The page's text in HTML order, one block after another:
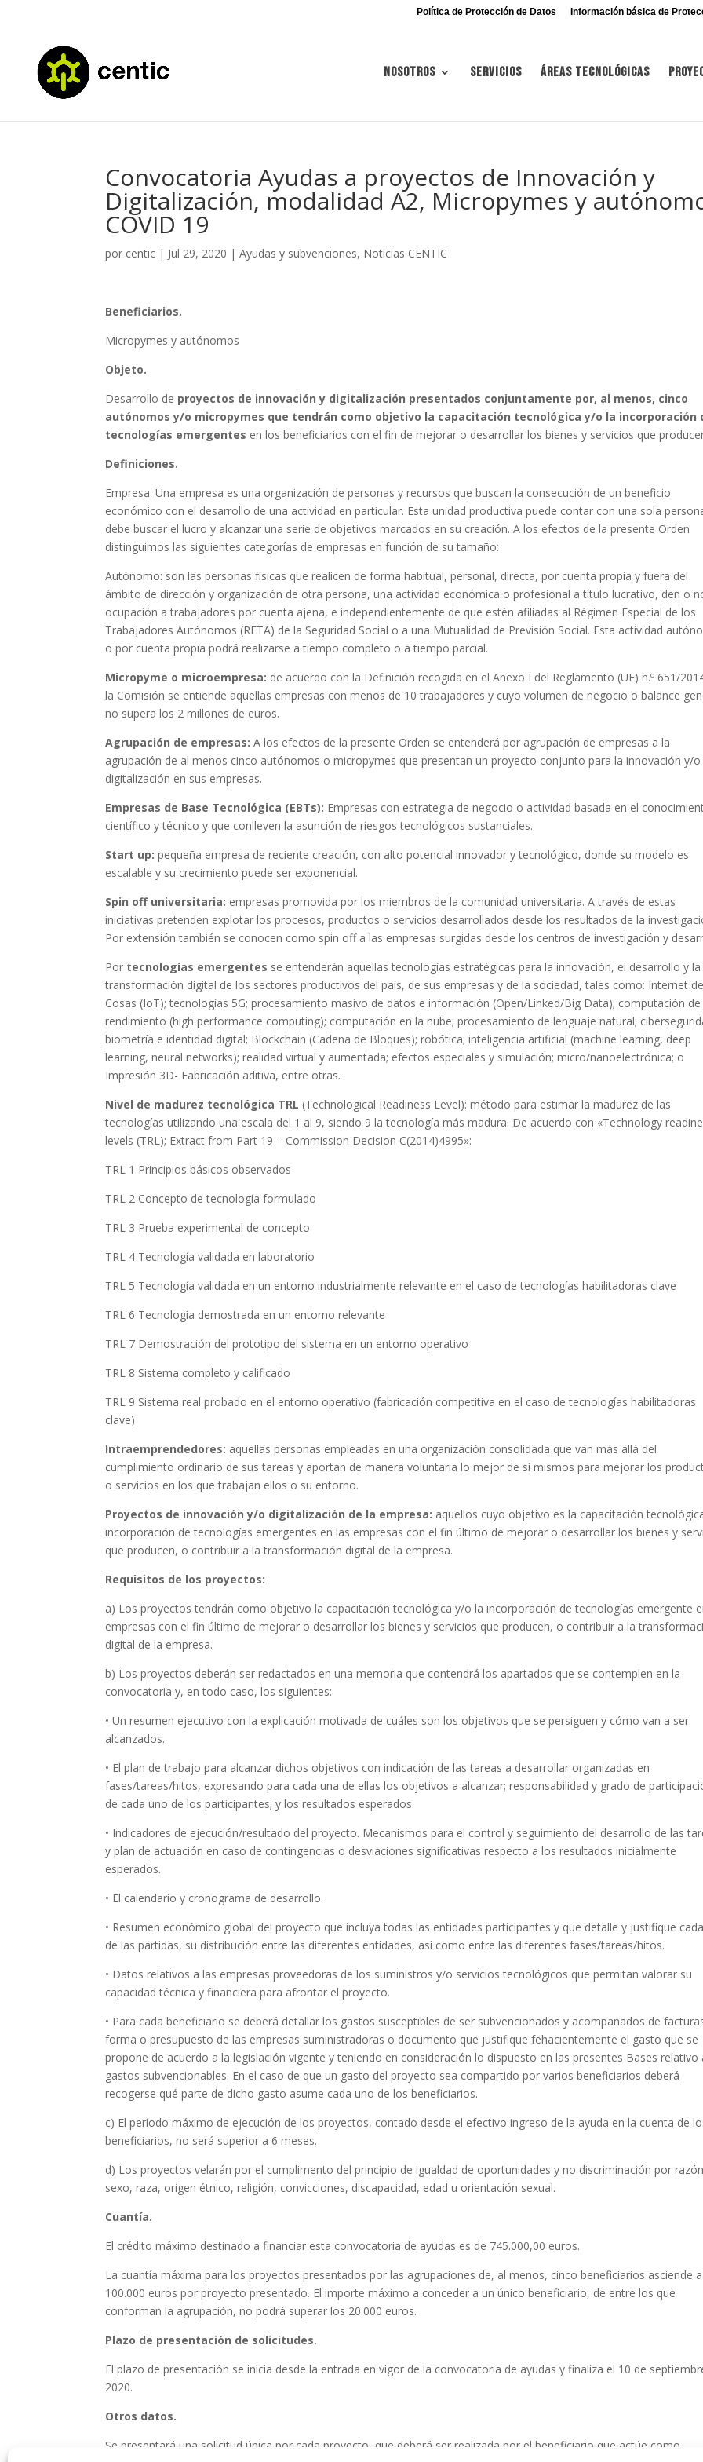
Política de Protección de Datos Información básica de
Nosotros Servicios Áreas tecnológicas
Convocatoria Ayudas a proyectos de Innovación y
Digitalización, modalidad A2, Micropymes y
COVID 19
por centic | Jul 29, 2020 |Ayudas y subvenciones, Noticias CENTIC
Beneficiarios.
Micropymes y autónomos
Objeto.
Desarrollo de proyectos de innovación y digitalización presentados conjuntamente por, al menos, cinco
autónomos y/o micropymes que tendrán como objetivo la capacitación tecnológica y/o la incorporación
tecnologías emergentes en los beneficiarios con el fin de mejorar o desarrollar los bienes y servicios que
Definiciones.
Empresa: Una empresa es una organización de personas y recursos que buscan la consecución de un beneficio
económico con el desarrollo de una actividad en particular. Esta unidad productiva puede contar con una sola
debe buscar el lucro y alcanzar una serie de objetivos marcados en su creación. A los efectos de la presente Orden
distinguimos las siguientes categorías de empresas en función de su tamaño:
Autónomo: son las personas físicas que realicen de forma habitual, personal, directa, por cuenta propia y fuera del
ámbito de dirección y organización de otra persona, una actividad económica o profesional a título lucrativo, den o
ocupación a trabajadores por cuenta ajena, e independientemente de que estén afiliadas al Régimen Especial de los
Trabajadores Autónomos (RETA) de la Seguridad Social o a una Mutualidad de Previsión Social. Esta actividad
o por cuenta propia podrá realizarse a tiempo completo o a tiempo parcial.
Micropyme o microempresa: de acuerdo con la Definición recogida en el Anexo I del Reglamento (UE) n.º 651/
la Comisión se entiende aquellas empresas con menos de 10 trabajadores y cuyo volumen de negocio o balance
no supera los 2 millones de euros.
Agrupación de empresas: A los efectos de la presente Orden se entenderá por agrupación de empresas a la
agrupación de al menos cinco autónomos o micropymes que presentan un proyecto conjunto para la innovación y/o
digitalización en sus empresas.
Empresas de Base Tecnológica (EBTs): Empresas con estrategia de negocio o actividad basada en el
científico y técnico y que conlleven la asunción de riesgos tecnológicos sustanciales.
Start up: pequeña empresa de reciente creación, con alto potencial innovador y tecnológico, donde su modelo es
escalable y su crecimiento puede ser exponencial.
Spin off universitaria: empresas promovida por los miembros de la comunidad universitaria. A través de estas
iniciativas pretenden explotar los procesos, productos o servicios desarrollados desde los resultados de la
Por extensión también se conocen como spin off a las empresas surgidas desde los centros de investigación y
Por tecnologías emergentes se entenderán aquellas tecnologías estratégicas para la innovación, el desarrollo y la
transformación digital de los sectores productivos del país, de sus empresas y de la sociedad, tales como: Internet
Cosas (IoT); tecnologías 5G; procesamiento masivo de datos e información (Open/Linked/Big Data); computación
rendimiento (high performance computing); computación en la nube; procesamiento de lenguaje natural;
biometría e identidad digital; Blockchain (Cadena de Bloques); robótica; inteligencia artificial (machine learning, deep
learning, neural networks); realidad virtual y aumentada; efectos especiales y simulación; micro/nanoelectrónica; o
Impresión 3D- Fabricación aditiva, entre otras.
Nivel de madurez tecnológica TRL (Technological Readiness Level): método para estimar la madurez de las
tecnologías utilizando una escala del 1 al 9, siendo 9 la tecnología más madura. De acuerdo con «Technology
levels (TRL); Extract from Part 19 – Commission Decision C(2014)4995»:
TRL 1 Principios básicos observados
TRL 2 Concepto de tecnología formulado
TRL 3 Prueba experimental de concepto
TRL 4 Tecnología validada en laboratorio
TRL 5 Tecnología validada en un entorno industrialmente relevante en el caso de tecnologías habilitadoras clave
TRL 6 Tecnología demostrada en un entorno relevante
TRL 7 Demostración del prototipo del sistema en un entorno operativo
TRL 8 Sistema completo y calificado
TRL 9 Sistema real probado en el entorno operativo (fabricación competitiva en el caso de tecnologías habilitadoras
clave)
Intraemprendedores: aquellas personas empleadas en una organización consolidada que van más allá del
cumplimiento ordinario de sus tareas y aportan de manera voluntaria lo mejor de sí mismos para mejorar los
o servicios en los que trabajan ellos o su entorno.
Proyectos de innovación y/o digitalización de la empresa: aquellos cuyo objetivo es la capacitación
incorporación de tecnologías emergentes en las empresas con el fin último de mejorar o desarrollar los bienes y
que producen, o contribuir a la transformación digital de la empresa.
Requisitos de los proyectos:
a) Los proyectos tendrán como objetivo la capacitación tecnológica y/o la incorporación de tecnologías emergente
empresas con el fin último de mejorar o desarrollar los bienes y servicios que producen, o contribuir a la
digital de la empresa.
b) Los proyectos deberán ser redactados en una memoria que contendrá los apartados que se contemplen en la
convocatoria y, en todo caso, los siguientes:
• Un resumen ejecutivo con la explicación motivada de cuáles son los objetivos que se persiguen y cómo van a ser
alcanzados.
• El plan de trabajo para alcanzar dichos objetivos con indicación de las tareas a desarrollar organizadas en
fases/tareas/hitos, expresando para cada una de ellas los objetivos a alcanzar; responsabilidad y grado de
de cada uno de los participantes; y los resultados esperados.
• Indicadores de ejecución/resultado del proyecto. Mecanismos para el control y seguimiento del desarrollo de las
y plan de actuación en caso de contingencias o desviaciones significativas respecto a los resultados inicialmente
esperados.
• El calendario y cronograma de desarrollo.
• Resumen económico global del proyecto que incluya todas las entidades participantes y que detalle y justifique
de las partidas, su distribución entre las diferentes entidades, así como entre las diferentes fases/tareas/hitos.
• Datos relativos a las empresas proveedoras de los suministros y/o servicios tecnológicos que permitan valorar su
capacidad técnica y financiera para afrontar el proyecto.
• Para cada beneficiario se deberá detallar los gastos susceptibles de ser subvencionados y acompañados de
forma o presupuesto de las empresas suministradoras o documento que justifique fehacientemente el gasto que se
propone de acuerdo a la legislación vigente y teniendo en consideración lo dispuesto en las presentes Bases relativo
gastos subvencionables. En el caso de que un gasto del proyecto sea compartido por varios beneficiarios deberá
recogerse qué parte de dicho gasto asume cada uno de los beneficiarios.
c) El período máximo de ejecución de los proyectos, contado desde el efectivo ingreso de la ayuda en la cuenta de
beneficiarios, no será superior a 6 meses.
d) Los proyectos velarán por el cumplimento del principio de igualdad de oportunidades y no discriminación por
sexo, raza, origen étnico, religión, convicciones, discapacidad, edad u orientación sexual.
Cuantía.
El crédito máximo destinado a financiar esta convocatoria de ayudas es de 745.000,00 euros.
La cuantía máxima para los proyectos presentados por las agrupaciones de, al menos, cinco beneficiarios asciende a
100.000 euros por proyecto presentado. El importe máximo a conceder a un único beneficiario, de entre los que
conforman la agrupación, no podrá superar los 20.000 euros.
Plazo de presentación de solicitudes.
El plazo de presentación se inicia desde la entrada en vigor de la convocatoria de ayudas y finaliza el 10 de
2020.
Otros datos.
Se presentará una solicitud única por cada proyecto, que deberá ser realizada por el beneficiario que actúe como